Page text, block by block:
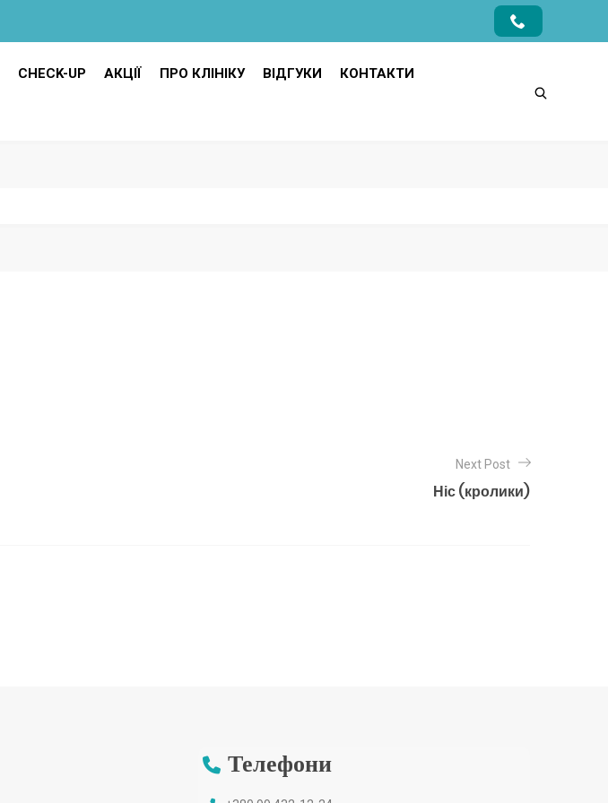
CHECK-UP АКЦІЇ ПРО КЛІНІКУ ВІДГУКИ КОНТАКТИ
Next Post
Ніс (кролики)
Телефони